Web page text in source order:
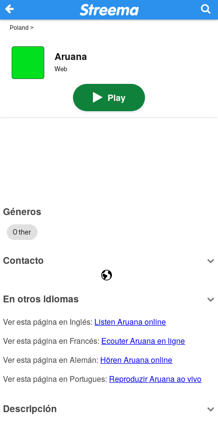
Poland >
Aruana
Web
Play
Géneros
Other
Contacto
En otros idiomas
Ver esta página en Inglés: Listen Aruana online
Ver esta página en Francés: Ecouter Aruana en ligne
Ver esta página en Alemán: Hören Aruana online
Ver esta página en Portugues: Reproduzir Aruana ao vivo
Descripción